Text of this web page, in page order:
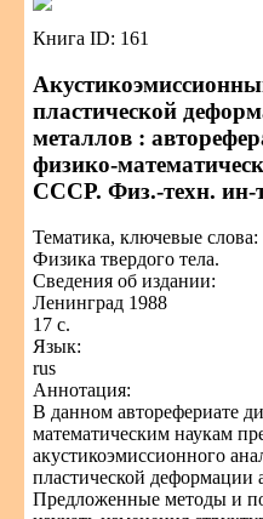
Книга ID: 161
пластической
металлов :
физико-
СССР. Физ.-техн.
Тематика, ключевые слова:
Физика твердого тела.
Сведения об издании:
Ленинград 1988
17 с.
Язык:
rus
Аннотация:
В данном авторефериате
математическим наукам
акустикоэмиссионного
пластической деформации
Предложенные методы и